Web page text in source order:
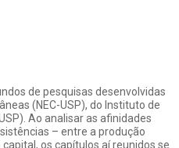
de pesquisas desenvolvidas
(NEC-USP), do Instituto de
Ao analisar as afinidades
– entre a produção
os capítulos aí reunidos se